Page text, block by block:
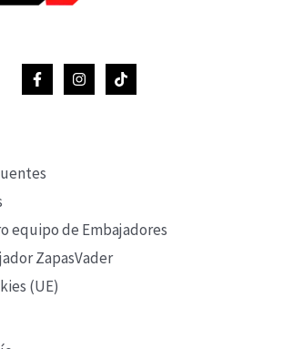
equipo de Embajadores
ZapasVader
(UE)